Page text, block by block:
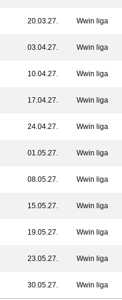
20.03.27. Wwin liga
03.04.27. Wwin liga
10.04.27. Wwin liga
17.04.27. Wwin liga
24.04.27. Wwin liga
01.05.27. Wwin liga
08.05.27. Wwin liga
15.05.27. Wwin liga
19.05.27. Wwin liga
23.05.27. Wwin liga
30.05.27. Wwin liga